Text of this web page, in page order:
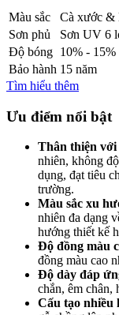
Màu sắc
Cà xước &
Sơn phủ
Sơn UV 6
Độ bóng 10% - 15%
Bảo hành 15 năm
Tìm hiểu thêm
Ưu điểm nổi bật
Thân thiện
nhiên, không
dụng, đạt tiêu
trường.
Màu sắc xu
nhiên đa dạng
hướng thiết kế
Độ đồng màu
đồng màu cao
Độ dày đáp
chắn, êm chân,
Cấu tạo nhiều